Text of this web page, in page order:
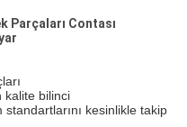
Parçaları Contası
kalite bilinci
kesinlikle takip